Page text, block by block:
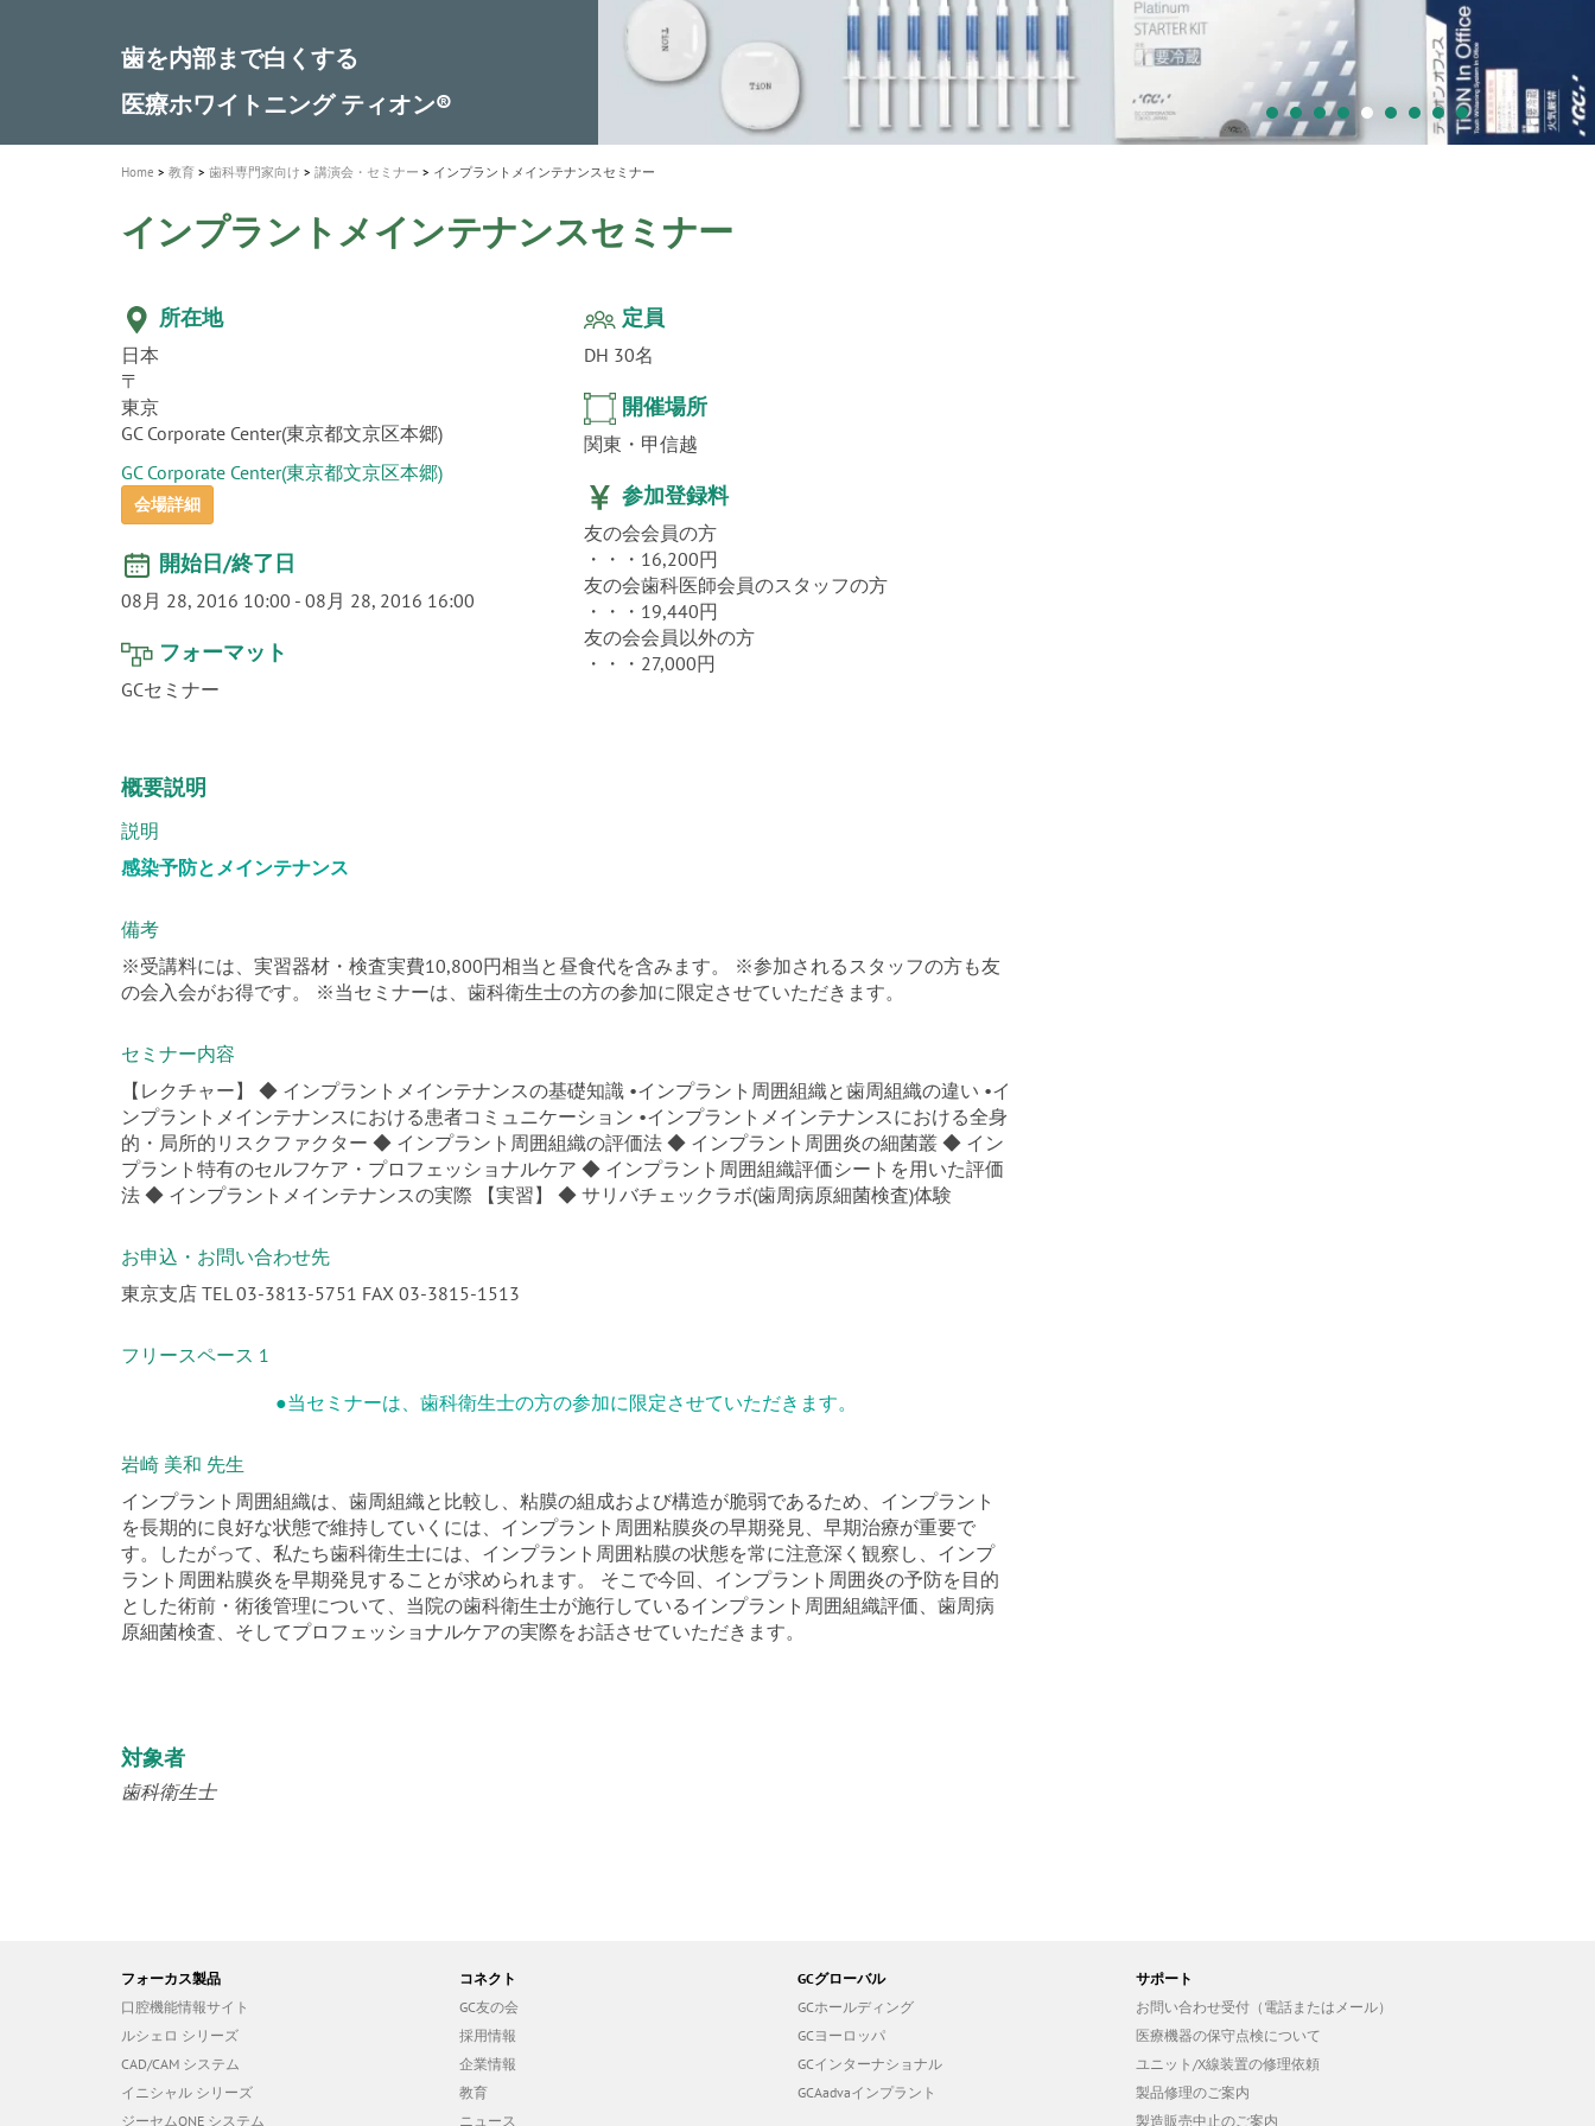
t
i
o
n
A healthy smile greatly contributes to your
quality of life
新発売 エバーエックス フロー
製品の詳細情報はこちら
「セラスマート テクノロジーブック」公
開
「イニシャル LiSi（リジ）ブロック テクノ
ロジーブック」公開
歯を内部まで白くする
医療ホワイトニング ティオン®
新製品 イオム ナゴミ for DH
専用サイトはこちら
新製品バキュクレーブ 118 / 318 Prime
製品の詳細情報はこちら
インプラント Aadva®
ショートインプラント新発売
GCグループ企業
Home 教育 歯科専門家向け 講演会・セミナー インプラントメインテナンスセミナー
インプラントメインテナンスセミナー
所在地
日本
〒
東京
GC Corporate Center(東京都文京区本郷)
GC Corporate Center(東京都文京区本郷)
会場詳細
開始日/終了日
08月 28, 2016 10:00 - 08月 28, 2016 16:00
フォーマット
GCセミナー
定員
DH 30名
開催場所
関東・甲信越
参加登録料
友の会会員の方
・・・16,200円
友の会歯科医師会員のスタッフの方
・・・19,440円
友の会会員以外の方
・・・27,000円
概要説明
説明
感染予防とメインテナンス
備考
※受講料には、実習器材・検査実費10,800円相当と昼食代を含みます。 ※参加されるスタッフの方も友
の会入会がお得です。 ※当セミナーは、歯科衛生士の方の参加に限定させていただきます。
セミナー内容
【レクチャー】 ◆ インプラントメインテナンスの基礎知識 •インプラント周囲組織と歯周組織の違い •イ
ンプラントメインテナンスにおける患者コミュニケーション •インプラントメインテナンスにおける全身
的・局所的リスクファクター ◆ インプラント周囲組織の評価法 ◆ インプラント周囲炎の細菌叢 ◆ イン
プラント特有のセルフケア・プロフェッショナルケア ◆ インプラント周囲組織評価シートを用いた評価
法 ◆ インプラントメインテナンスの実際 【実習】 ◆ サリバチェックラボ(歯周病原細菌検査)体験
お申込・お問い合わせ先
東京支店 TEL 03-3813-5751 FAX 03-3815-1513
フリースペース 1
●当セミナーは、歯科衛生士の方の参加に限定させていただきます。
岩崎 美和 先生
インプラント周囲組織は、歯周組織と比較し、粘膜の組成および構造が脆弱であるため、インプラント
を長期的に良好な状態で維持していくには、インプラント周囲粘膜炎の早期発見、早期治療が重要で
す。したがって、私たち歯科衛生士には、インプラント周囲粘膜の状態を常に注意深く観察し、インプ
ラント周囲粘膜炎を早期発見することが求められます。 そこで今回、インプラント周囲炎の予防を目的
とした術前・術後管理について、当院の歯科衛生士が施行しているインプラント周囲組織評価、歯周病
原細菌検査、そしてプロフェッショナルケアの実際をお話させていただきます。
対象者
歯科衛生士
フォーカス製品
口腔機能情報サイト
ルシェロ シリーズ
CAD/CAM システム
イニシャル シリーズ
ジーセムONE システム
コネクト
GC友の会
採用情報
企業情報
教育
ニュース
GCグローバル
GCホールディング
GCヨーロッパ
GCインターナショナル
GCAadvaインプラント
サポート
お問い合わせ受付（電話またはメール）
医療機器の保守点検について
ユニット/X線装置の修理依頼
製品修理のご案内
製造販売中止のご案内